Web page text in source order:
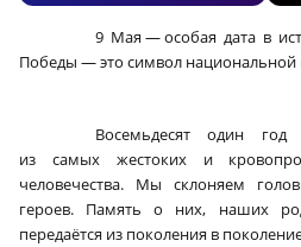
9 Мая — особая дата в
Победы — это символ национальной
Восемьдесят один год
из самых жестоких и
человечества. Мы склоняем
героев. Память о них, наших
передаётся из поколения в